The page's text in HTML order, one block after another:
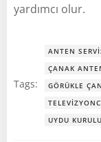
yardımcı olur.
Tags:
ANTEN
ÇANAK
GÖRÜKLE
UYDU